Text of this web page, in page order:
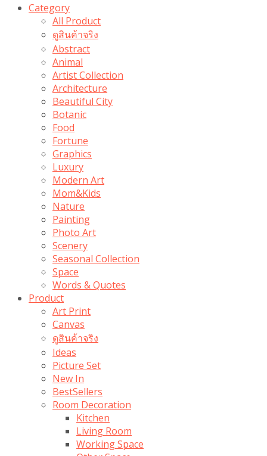
Category
All Product
ดูสินค้าจริง
Abstract
Animal
Artist Collection
Architecture
Beautiful City
Botanic
Food
Fortune
Graphics
Luxury
Modern Art
Mom&Kids
Nature
Painting
Photo Art
Scenery
Seasonal Collection
Space
Words & Quotes
Product
Art Print
Canvas
ดูสินค้าจริง
Ideas
Picture Set
New In
BestSellers
Room Decoration
Kitchen
Living Room
Working Space